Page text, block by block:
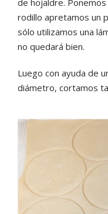
rodillo apretamos un
sólo utilizamos una
no quedará bien.
Luego con ayuda de
diámetro, cortamos